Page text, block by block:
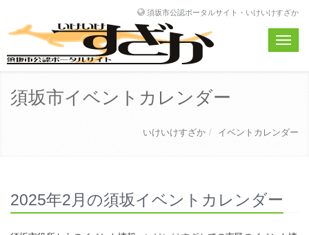
須坂市公認ポータルサイト・いけいけすざか
Toggle
須坂市イベントカレンダー
いけいけすざか イベントカレンダー
2025年2月の須坂イベントカレンダー